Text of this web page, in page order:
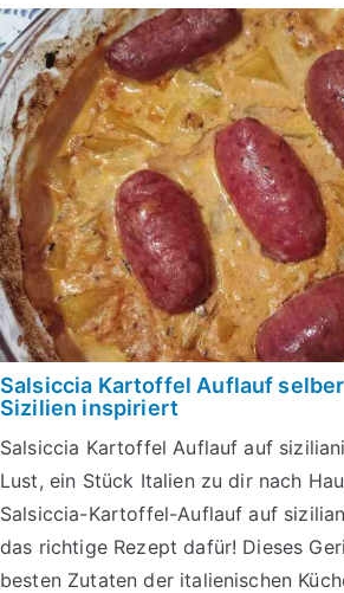
Salsiccia Kartoffel Auflauf
Sizilien inspiriert
Salsiccia Kartoffel Auflauf auf
Lust, ein Stück Italien zu dir nach
Salsiccia-Kartoffel-Auflauf auf
das richtige Rezept dafür! Dieses
besten Zutaten der italienischen